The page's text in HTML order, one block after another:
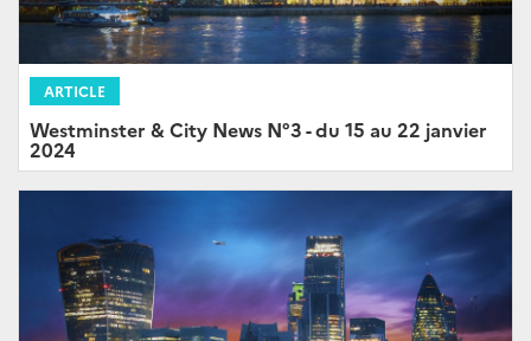
ARTICLE
Westminster & City News N°3 - du 15 au 22 janvier
2024